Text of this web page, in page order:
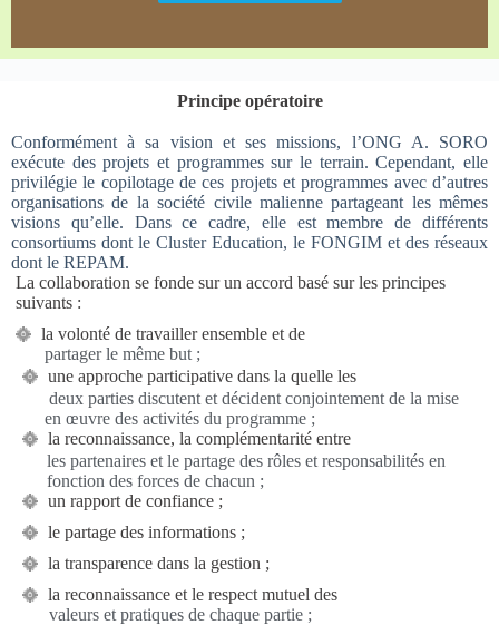
Principe opératoire
Conformément à sa vision et ses missions, l’ONG A. SORO
exécute des projets et programmes sur le terrain. Cependant, elle
privilégie le copilotage de ces projets et programmes avec d’autres
organisations de la société civile malienne partageant les mêmes
visions qu’elle. Dans ce cadre, elle est membre de différents
consortiums dont le Cluster Education, le FONGIM et des réseaux
dont le REPAM.
La collaboration se fonde sur un accord basé sur les principes
suivants :
la volonté de travailler ensemble et de
partager le même but ;
une approche participative dans la quelle les
deux parties discutent et décident conjointement de la mise
en œuvre des activités du programme ;
la reconnaissance, la complémentarité entre
les partenaires et le partage des rôles et responsabilités en
fonction des forces de chacun ;
un rapport de confiance ;
le partage des informations ;
la transparence dans la gestion ;
la reconnaissance et le respect mutuel des
valeurs et pratiques de chaque partie ;